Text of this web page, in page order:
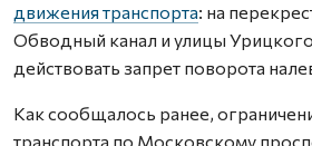
движения транспорта: на
Обводный канал и улицы
действовать запрет поворота
Как сообщалось ранее,
транспорта по Московскому